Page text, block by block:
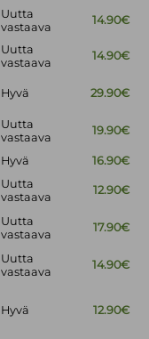
Uutta
vastaava
14.90€
Uutta
vastaava
14.90€
Hyvä 29.90€
Uutta
vastaava
19.90€
Hyvä 16.90€
Uutta
vastaava
12.90€
Uutta
vastaava
17.90€
Uutta
vastaava
14.90€
Hyvä 12.90€